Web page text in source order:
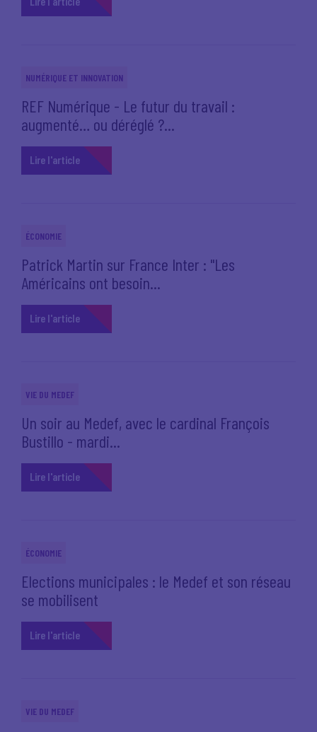
NUMÉRIQUE ET INNOVATION
REF Numérique - Le futur du travail :
augmenté… ou déréglé ?...
Lire l'article
ÉCONOMIE
Patrick Martin sur France Inter : "Les
Américains ont besoin...
Lire l'article
VIE DU MEDEF
Un soir au Medef, avec le cardinal François
Bustillo - mardi...
Lire l'article
ÉCONOMIE
Elections municipales : le Medef et son réseau
se mobilisent
Lire l'article
VIE DU MEDEF